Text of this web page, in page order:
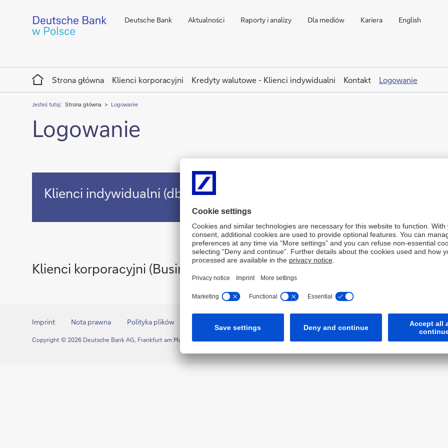
Deutsche Bank Aktualności Raporty i analizy Dla mediów Kariera English
Home
Strona główna
Klienci korporacyjni Kredyty walutowe - Klienci indywidualni Kontakt Logowanie
Jesteś tutaj: Strona główna Logowanie
Logowanie
Klienci
indywidualni
(dbhiponet)
Klienci indywidualni (dbhiponet)
(Autobahn)
Klienci
Klienci
korporacyjni
Card
Management)
Klienci korporacyjni (Business Card Management)
Imprint Nota prawna Polityka plików
Copyright © 2026 Deutsche Bank AG, Frankfurt am Main